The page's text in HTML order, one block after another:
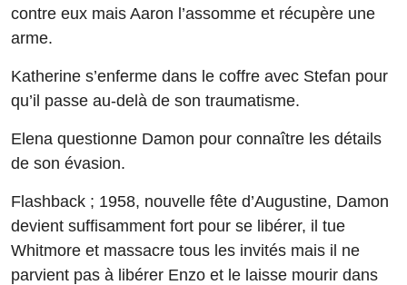
contre eux mais Aaron l’assomme et récupère une
arme.
Katherine s’enferme dans le coffre avec Stefan pour
qu’il passe au-delà de son traumatisme.
Elena questionne Damon pour connaître les détails
de son évasion.
Flashback ; 1958, nouvelle fête d’Augustine, Damon
devient suffisamment fort pour se libérer, il tue
Whitmore et massacre tous les invités mais il ne
parvient pas à libérer Enzo et le laisse mourir dans